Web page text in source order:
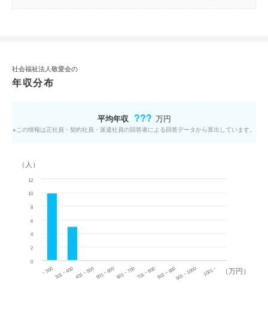
社会福祉法人敬愛会の
年収分布
平均年収 ??? 万円
※この情報は正社員・契約社員・派遣社員の回答者による回答データから算出しています。
（万円）
（人）
~ 300 301 ~ 400 401 ~ 500501 ~ 600601 ~ 700701 ~ 800801 ~ 900901 ~ 1000 1001 ~
0
2
4
6
8
10
12